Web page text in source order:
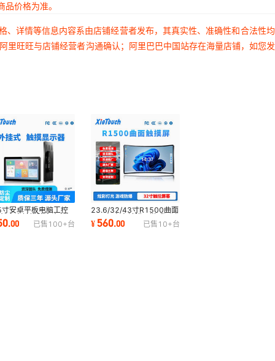
价格为准。
详情等信息内容系由店铺经营者发布，其真实性、准确性和合法性
旺旺与店铺经营者沟通确认；阿里巴巴中国站存在海量店铺，如您
安卓平板电脑工控
电容触摸防窥全封闭
液晶显示
.00 已售 100+台
23.6/32/43寸R1500曲面
显示器电容触摸屏游戏医疗
设备触控显示屏
¥560.00 已售 10+台